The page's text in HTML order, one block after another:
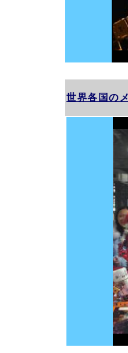
世界各国の